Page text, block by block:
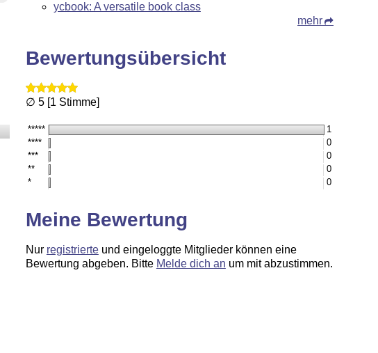
ycbook: A versatile book class
mehr
Bewertungsübersicht
∅ 5 [1 Stimme]
*****
1
****
0
***
0
**
0
*
0
Meine Bewertung
Nur registrierteund eingeloggte Mitglieder können eine
Bewertung abgeben. Bitte Melde dich an um mit abzustimmen.